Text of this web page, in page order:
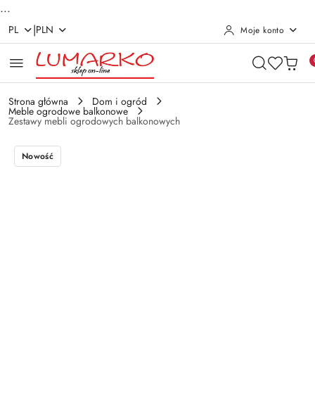
...
Przejdź do treści głównej
Przejdź do wyszukiwarki
Przejdź do moje konto
Przejdź do menu głównego
Przejdź do opisu produktu
Przejdź do stopki
PL |PLN Moje konto
Strona główna Dom i ogród
Meble ogrodowe balkonowe
Zestawy mebli ogrodowych balkonowych
Nowość